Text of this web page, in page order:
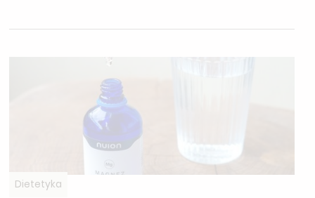
Dietetyka